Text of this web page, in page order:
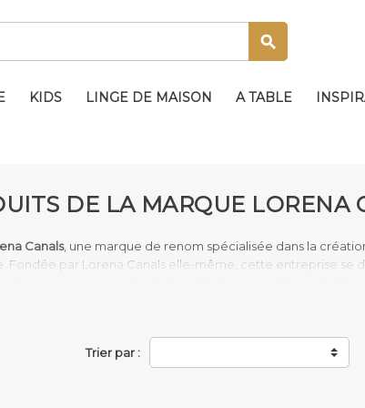

KIDS LINGE DE MAISON A TABLE
DE LA MARQUE LORENA
Canals, une marque de renom spécialisée dans la
Fondée par Lorena Canals elle-même, cette entreprise se
mais aussi esthétiquement plaisants, répondant aux
les produits de la marque sont fabriqués à 100% en
aux parents. Cette caractéristique fait de ces tapis
Trier par :